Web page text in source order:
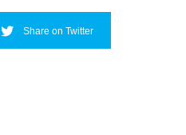
Share on Twitter